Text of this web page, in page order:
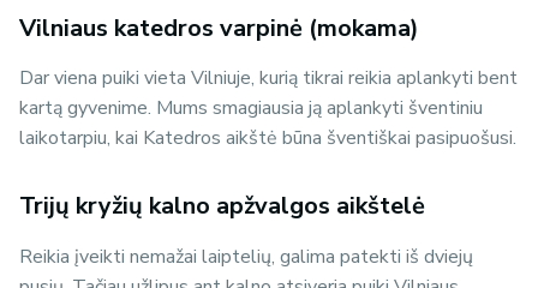
Vilniaus katedros varpinė (mokama)
Dar viena puiki vieta Vilniuje, kurią tikrai reikia aplankyti bent
kartą gyvenime. Mums smagiausia ją aplankyti šventiniu
laikotarpiu, kai Katedros aikštė būna šventiškai pasipuošusi.
Trijų kryžių kalno apžvalgos aikštelė
Reikia įveikti nemažai laiptelių, galima patekti iš dviejų